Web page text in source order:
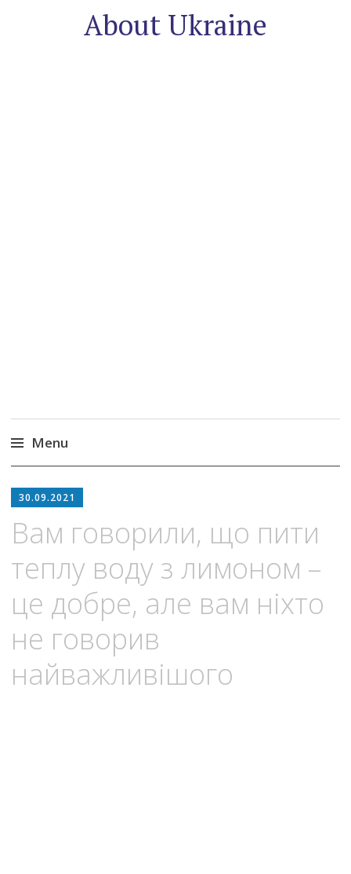
About Ukraine
Menu
to
30.09.2021
Вам говорили, що пити
теплу воду з лимоном –
це добре, але вам ніхто
не говорив
найважливішого